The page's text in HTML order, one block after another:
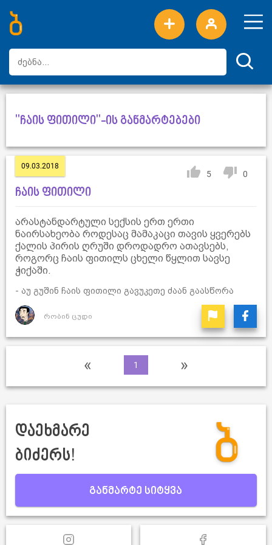
ახალი სიტყვები
ტოპ სიტყვები
დღის ტოპ სიტყვები
ტოპ მომხმარებლები
"ჩაის ფითილი"-ის განმარტებები
09.03.2018
5 0
ჩაის ფითილი
არასტანდარტული სექსის ერთ ერთი
ნაირსახეობა როდესაც მამაკაცი თავის ყვერებს
ქალის პირის ღრუში დროდადრო ათავსებს,
როგორც ჩაის ფითილს ცხელი წყლით სავსე
ჭიქაში.
- აუ გუშინ ჩაის ფითილი გავუკეთე ძაან გაასწორა
რობინ ცუდი
« 1 »
დაეხმარე
ბიძერს!
განმარტე სიტყვა